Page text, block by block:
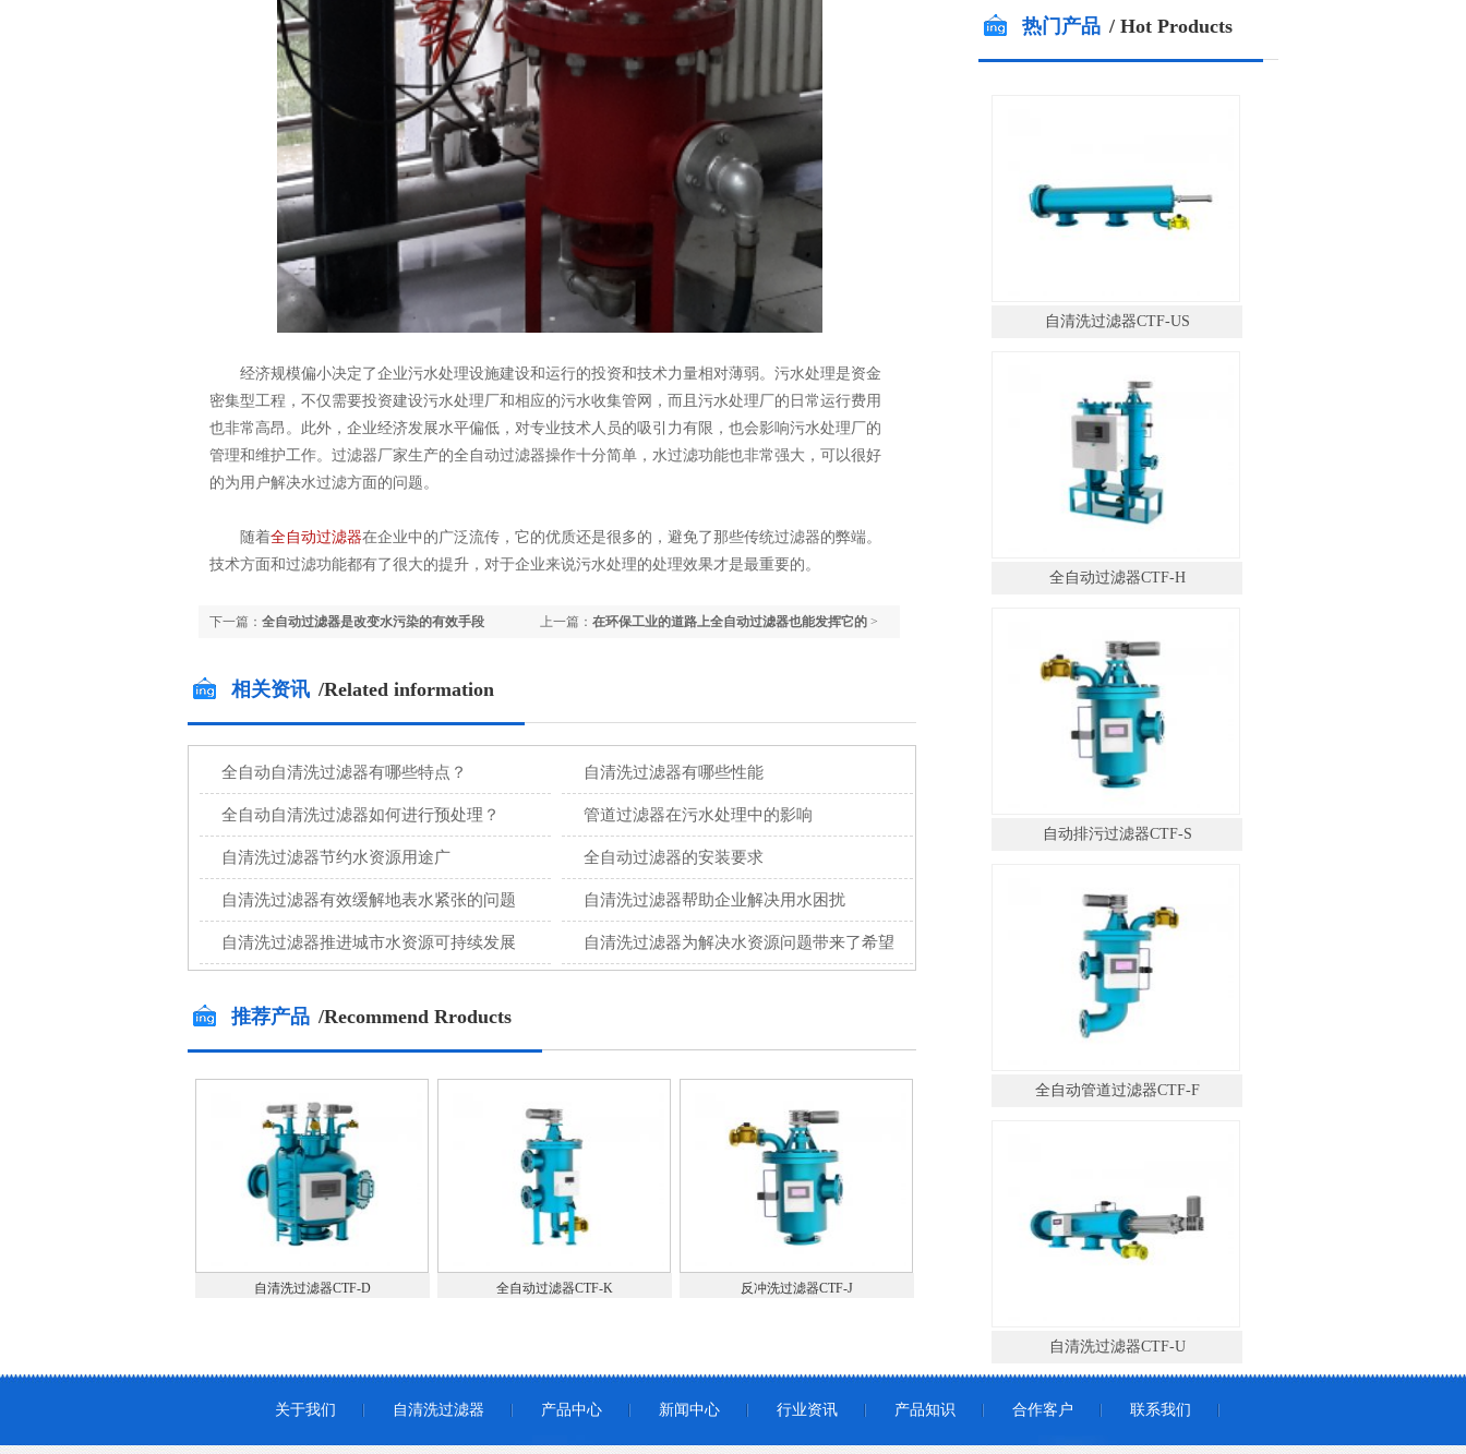
经济规模偏小决定了企业污水处理设施建设和运行的投资和技术力量相对薄弱。污水处理是资金
密集型工程，不仅需要投资建设污水处理厂和相应的污水收集管网，而且污水处理厂的日常运行费用
也非常高昂。此外，企业经济发展水平偏低，对专业技术人员的吸引力有限，也会影响污水处理厂的
管理和维护工作。过滤器厂家生产的全自动过滤器操作十分简单，水过滤功能也非常强大，可以很好
的为用户解决水过滤方面的问题。
随着全自动过滤器在企业中的广泛流传，它的优质还是很多的，避免了那些传统过滤器的弊端。
技术方面和过滤功能都有了很大的提升，对于企业来说污水处理的处理效果才是最重要的。
上一篇： 在环保工业的道路上全自动过滤器也能发挥它的 >
下一篇： 全自动过滤器是改变水污染的有效手段
相关资讯 /Related information
全自动自清洗过滤器有哪些特点？ 自清洗过滤器有哪些性能
全自动自清洗过滤器如何进行预处理？ 管道过滤器在污水处理中的影响
自清洗过滤器节约水资源用途广 全自动过滤器的安装要求
自清洗过滤器有效缓解地表水紧张的问题 自清洗过滤器帮助企业解决用水困扰
自清洗过滤器推进城市水资源可持续发展 自清洗过滤器为解决水资源问题带来了希望
推荐产品 /Recommend Rroducts
自清洗过滤器CTF-D 全自动过滤器CTF-K 反冲洗过滤器CTF-J
热门产品 / Hot Products
自清洗过滤器CTF-US
全自动过滤器CTF-H
自动排污过滤器CTF-S
全自动管道过滤器CTF-F
自清洗过滤器CTF-U
关于我们 自清洗过滤器 产品中心 新闻中心 行业资讯 产品知识 合作客户 联系我们